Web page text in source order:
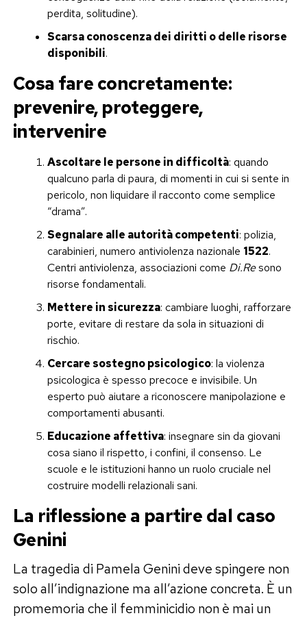
perdita, solitudine).
Scarsa conoscenza dei diritti o delle risorse
disponibili.
Cosa fare concretamente:
prevenire, proteggere,
intervenire
Ascoltare le persone in difficoltà: quando
qualcuno parla di paura, di momenti in cui si sente in
pericolo, non liquidare il racconto come semplice
“drama”.
Segnalare alle autorità competenti: polizia,
carabinieri, numero antiviolenza nazionale 1522.
Centri antiviolenza, associazioni come Di.Resono
risorse fondamentali.
Mettere in sicurezza: cambiare luoghi, rafforzare
porte, evitare di restare da sola in situazioni di
rischio.
Cercare sostegno psicologico: la violenza
psicologica è spesso precoce e invisibile. Un
esperto può aiutare a riconoscere manipolazione e
comportamenti abusanti.
Educazione affettiva: insegnare sin da giovani
cosa siano il rispetto, i confini, il consenso. Le
scuole e le istituzioni hanno un ruolo cruciale nel
costruire modelli relazionali sani.
La riflessione a partire dal caso
Genini
La tragedia di Pamela Genini deve spingere non
solo all’indignazione ma all’azione concreta. È un
promemoria che il femminicidio non è mai un